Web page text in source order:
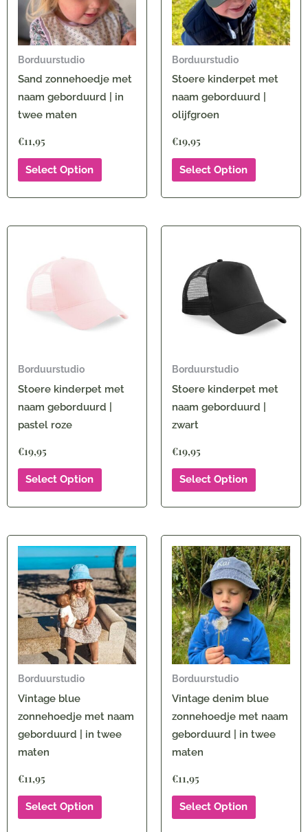
Borduurstudio
Sand zonnehoedje met
naam geborduurd | in
twee maten
€11,95
Select Option
Borduurstudio
Stoere kinderpet met
naam geborduurd |
olijfgroen
€19,95
Select Option
Borduurstudio
Stoere kinderpet met
naam geborduurd |
pastel roze
€19,95
Select Option
Borduurstudio
Stoere kinderpet met
naam geborduurd |
zwart
€19,95
Select Option
Borduurstudio
Vintage blue
zonnehoedje met naam
geborduurd | in twee
maten
€11,95
Select Option
Borduurstudio
Vintage denim blue
zonnehoedje met naam
geborduurd | in twee
maten
€11,95
Select Option